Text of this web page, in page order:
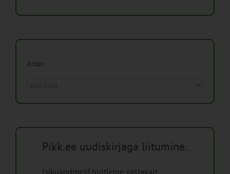
Arhiiv
Pikk.ee uudiskirjaga liitumine.
Isikuandmeid töötleme vastavalt